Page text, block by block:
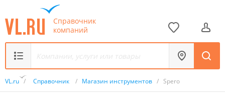
Справочник
компаний
VL.ru / Справочник / Магазин инструментов / Spero